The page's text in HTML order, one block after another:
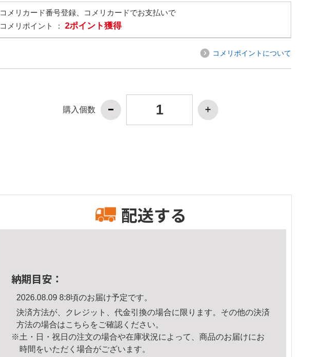
コメリカード番号登録、コメリカードでお支払いで
コメリポイント ： 2ポイント獲得
コメリポイントについて
購入個数
配送する
納期目安：
2026.08.09 8:8頃のお届け予定です。
決済方法が、クレジット、代金引換の場合に限ります。その他の決済
方法の場合はこちら をご確認ください。
※土・日・祝日の注文の場合や在庫状況によって、商品のお届けにお
時間をいただく場合がございます。